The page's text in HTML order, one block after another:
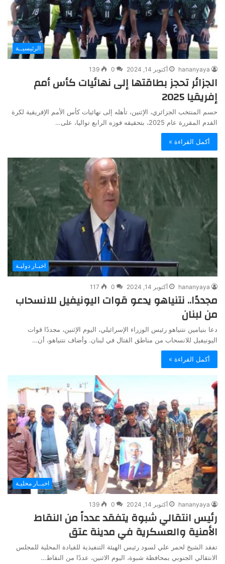
الرئيسيــة
hananyaya أكتوبر 14, 2024 0
139
الجزائر تحجز بطاقتها إلى نهائيات كأس أمم
إفريقيا 2025
حسم المنتخب الجزائري، الإثنين، تأهله إلى نهائيات كأس الأمم الإفريقية لكرة
القدم المقررة عام 2025، بتحقيقه فوزه الرابع تواليا، على…
أكمل القراءة »
اخبـار دوليـة
hananyaya أكتوبر 14, 2024 0
117
مجددًا.. نتنياهو يدعو قوات اليونيفيل للانسحاب
من لبنان
دعا بنيامين نتنياهو رئيس الوزراء الإسرائيلي، اليوم الإثنين، مجددًا قوات
اليونيفيل للانسحاب من مناطق القتال في لبنان. وأضاف نتنياهو، أن…
أكمل القراءة »
اخبــار محليـة
hananyaya أكتوبر 14, 2024 0
139
رئيس انتقالي شبوة يتفقد عدداً من النقاط
الأمنية والعسكرية في مدينة عتق
تفقد الشيخ لحمر علي لسود رئيس الهيئة التنفيذية للقيادة المحلية للمجلس
الانتقالي الجنوبي بمحافظة شبوة، اليوم الاثنين، عددًا من النقاط…